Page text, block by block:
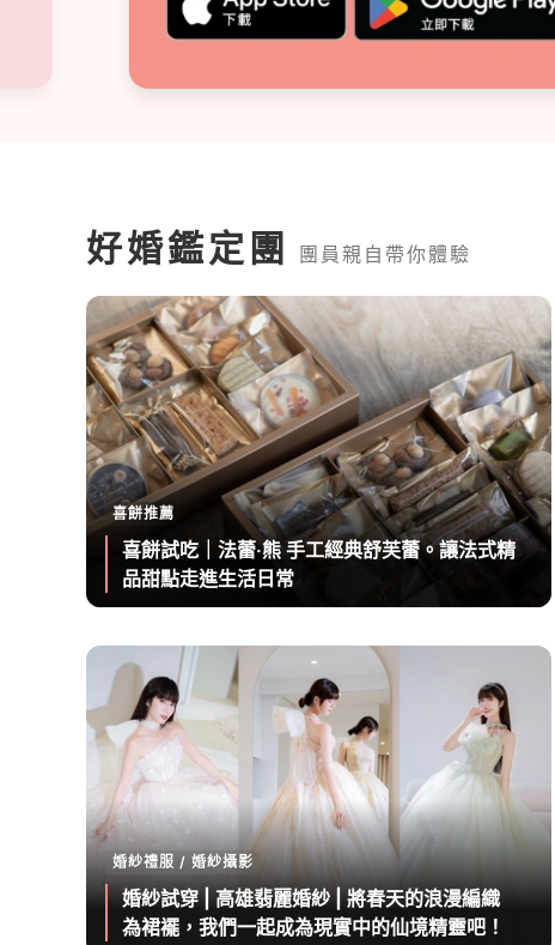
好婚鑑定團 團員親自帶你體驗
喜餅推薦
喜餅試吃｜法蕾‧熊 手工經典舒芙蕾。讓法式精
品甜點走進生活日常
婚紗禮服 / 婚紗攝影
婚紗試穿 | 高雄翡麗婚紗 | 將春天的浪漫編織
為裙襬，我們一起成為現實中的仙境精靈吧！